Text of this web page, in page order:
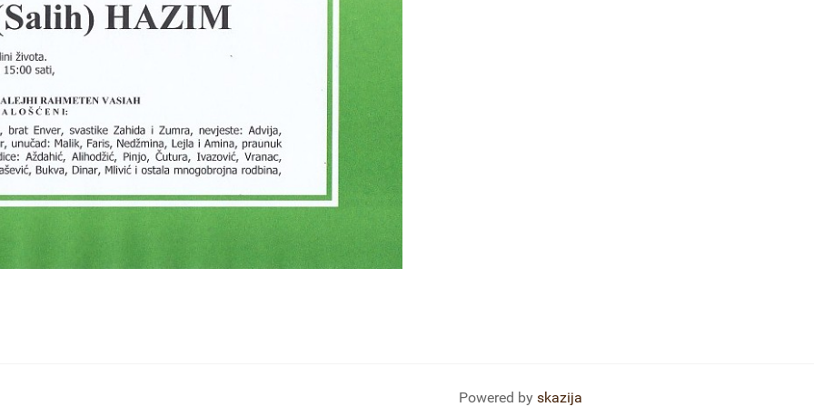
u 15:00 sati
u 13:00 sati
Powered by skazija